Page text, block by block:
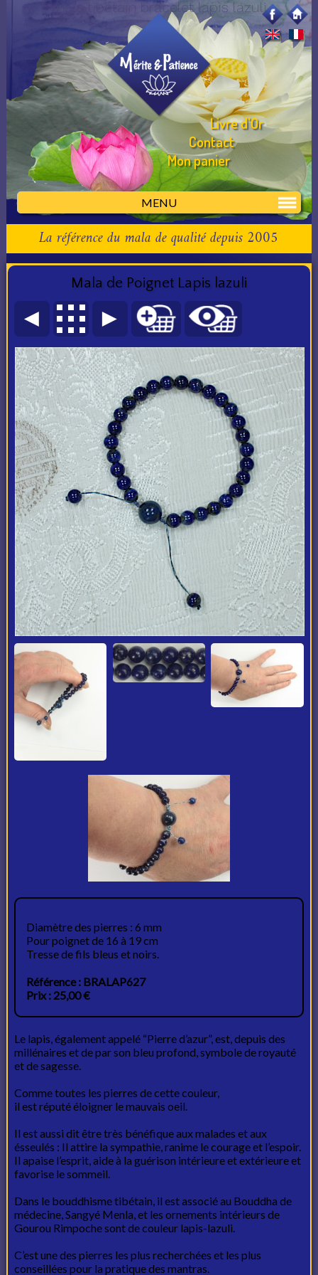
mala tibétain bracelet lapis lazuli
MENU
Livre d'Or
Contact
Mon panier
La référence du mala de qualité depuis 2005
Mala de Poignet Lapis lazuli
◄ ►
Diamètre des pierres : 6 mm
Pour poignet de 16 à 19 cm
Tresse de fils bleus et noirs.
Référence : BRALAP627
Prix : 25,00 €
Le lapis, également appelé “Pierre d’azur”, est, depuis des
millénaires et de par son bleu profond, symbole de royauté
et de sagesse.
Comme toutes les pierres de cette couleur,
il est réputé éloigner le mauvais oeil.
Il est aussi dit être très bénéfique aux malades et aux
ésseulés : Il attire la sympathie, ranime le courage et l’espoir.
Il apaise l’esprit, aide à la guérison intérieure et extérieure et
favorise le sommeil.
Dans le bouddhisme tibétain, il est associé au Bouddha de
médecine, Sangyé Menla, et les ornements intérieurs de
Gourou Rimpoche sont de couleur lapis-lazuli.
C’est une des pierres les plus recherchées et les plus
conseillées pour la pratique des mantras.